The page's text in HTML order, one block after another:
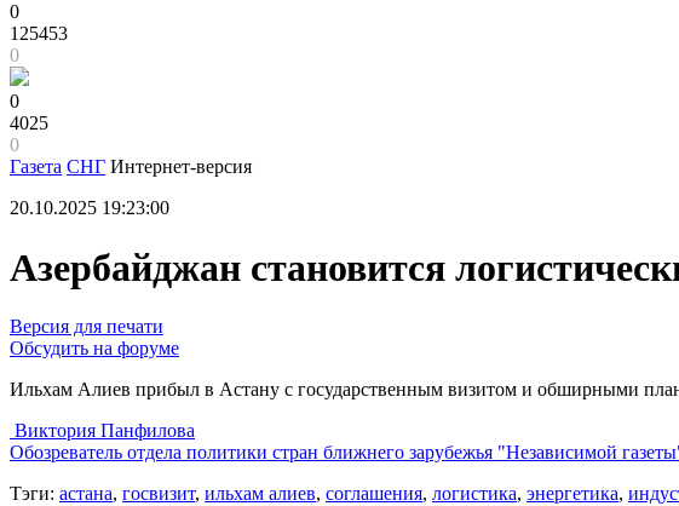
0
125453
0
0
4025
0
Газета СНГ Интернет-версия
20.10.2025 19:23:00
Азербайджан становится
Версия для печати
Обсудить на форуме
Ильхам Алиев прибыл в Астану с государственным визитом и обширными
Виктория Панфилова
Обозреватель отдела политики стран ближнего зарубежья "Независимой
Тэги: астана, госвизит, ильхам алиев, соглашения, логистика, энергетика,